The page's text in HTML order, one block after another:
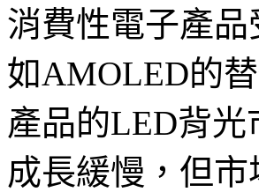
消費性電子產
如AMOLED的
產品的LED背
成長緩慢，但